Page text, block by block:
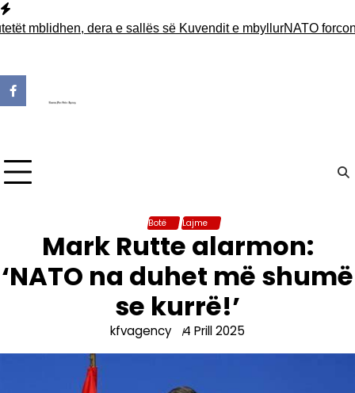
Skip
to mblidhen, dera e sallës së Kuvendit e mbyllurNATO forcon
Botë Lajme
Mark Rutte alarmon:
‘NATO na duhet më shumë
se kurrë!’
kfvagency 4 Prill 2025